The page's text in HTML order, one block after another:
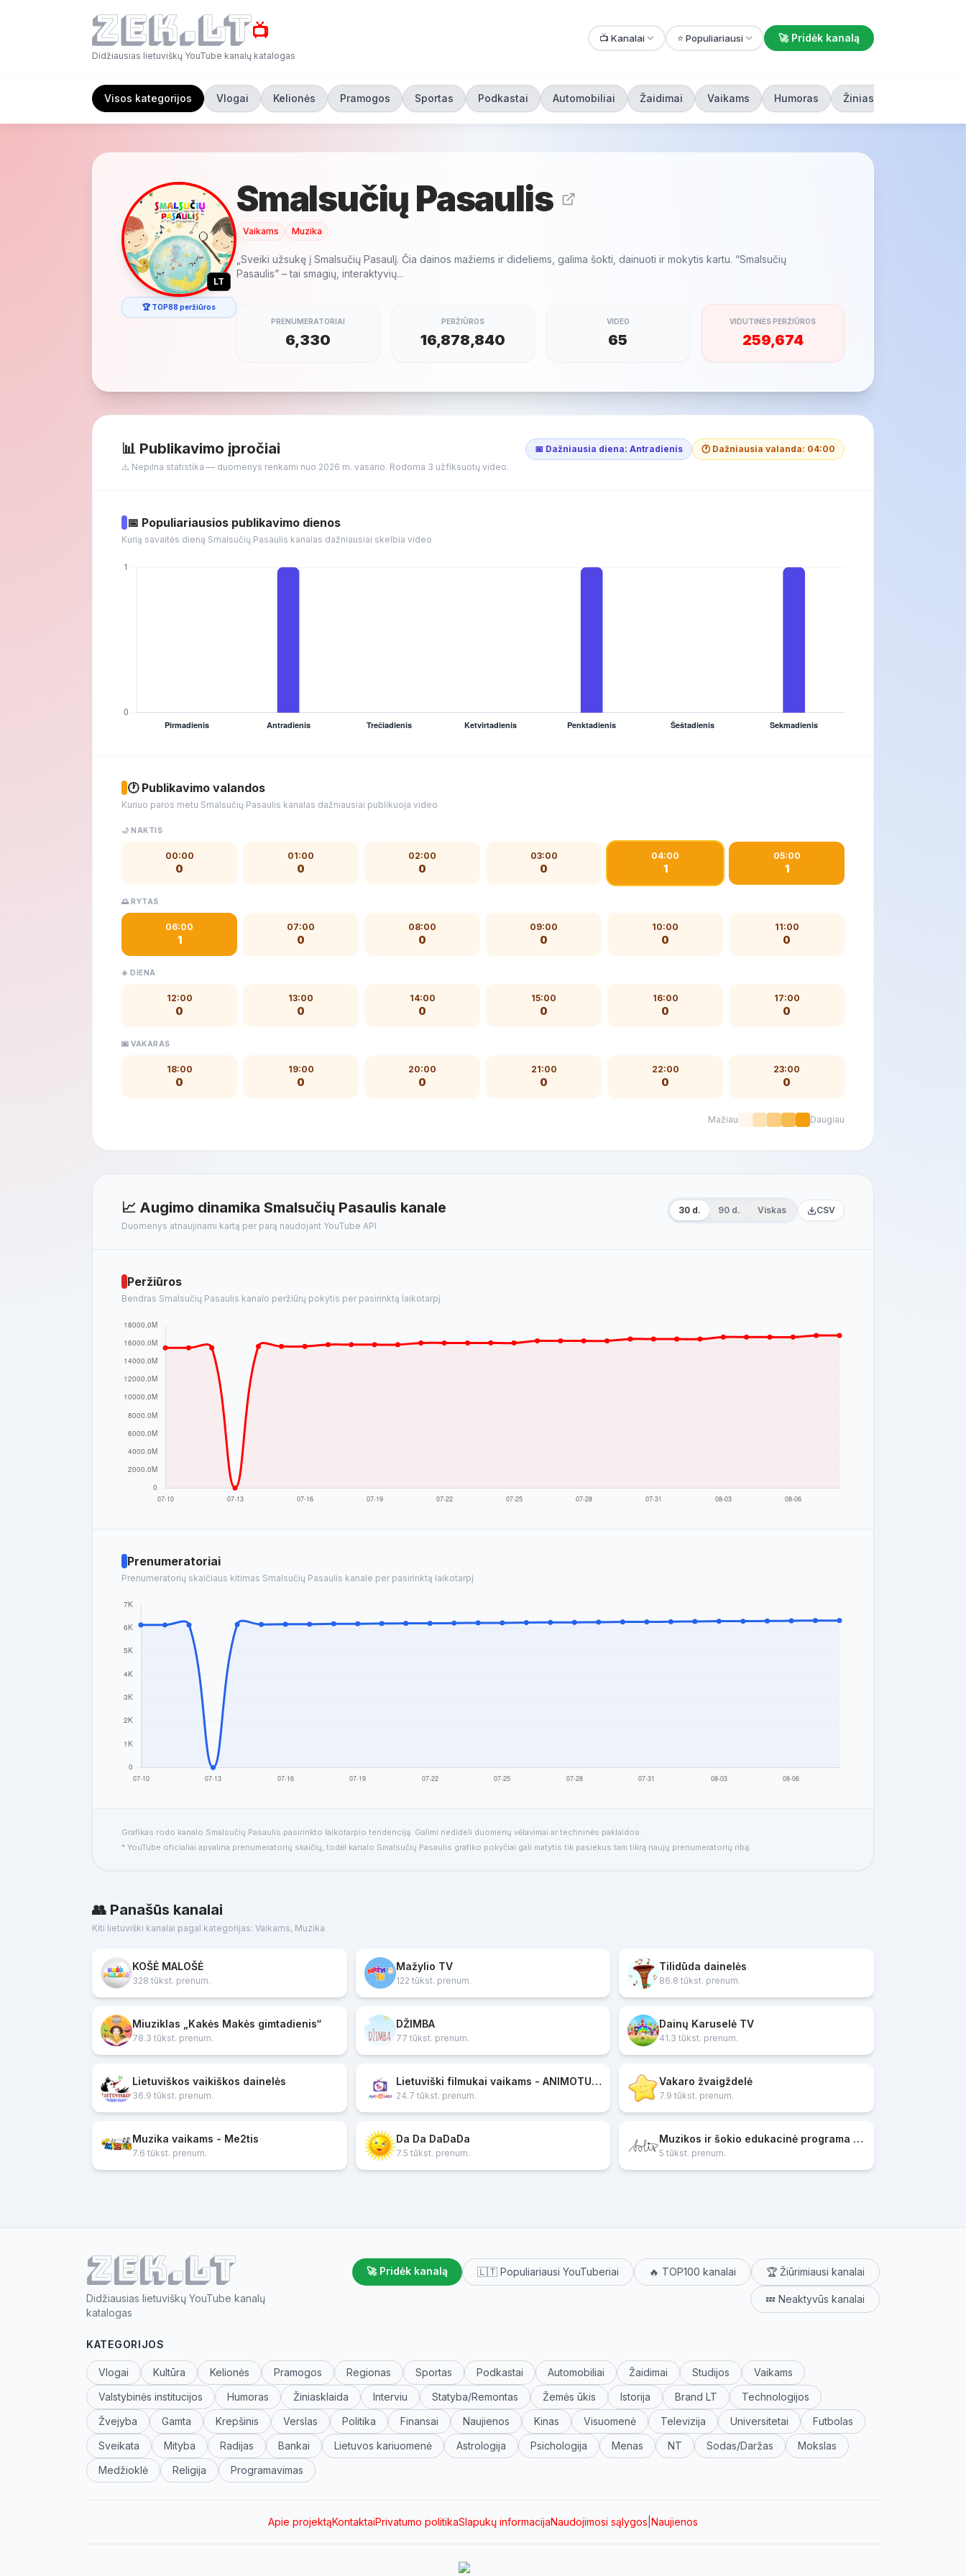
📺
Didžiausias lietuviškų YouTube kanalų katalogas
📺 Kanalai ⭐ Populiariausi 🚀 Pridėk kanalą
Visos kategorijos Vlogai Kelionės Pramogos Sportas Podkastai Automobiliai Žaidimai Vaikams Humoras Žiniasklaida
LT
🏆 TOP88 peržiūros
Smalsučių Pasaulis
Vaikams Muzika
„Sveiki užsukę į Smalsučių Pasaulį. Čia dainos mažiems ir dideliems, galima šokti, dainuoti ir mokytis kartu. “Smalsučių
Pasaulis” – tai smagių, interaktyvių...
PRENUMERATORIAI
6,330
PERŽIŪROS
16,878,840
VIDEO
65
VIDUTINĖS PERŽIŪROS
259,674
📊 Publikavimo įpročiai
⚠️ Nepilna statistika — duomenys renkami nuo 2026 m. vasario. Rodoma 3 užfiksuotų video.
📅 Dažniausia diena: Antradienis 🕐 Dažniausia valanda: 04:00
📅 Populiariausios publikavimo dienos
Kurią savaitės dieną Smalsučių Pasaulis kanalas dažniausiai skelbia video
🕐 Publikavimo valandos
Kuriuo paros metu Smalsučių Pasaulis kanalas dažniausiai publikuoja video
🌙 NAKTIS
00:00
0
01:00
0
02:00
0
03:00
0
04:00
1
05:00
1
🌅 RYTAS
06:00
1
07:00
0
08:00
0
09:00
0
10:00
0
11:00
0
☀️ DIENA
12:00
0
13:00
0
14:00
0
15:00
0
16:00
0
17:00
0
🌆 VAKARAS
18:00
0
19:00
0
20:00
0
21:00
0
22:00
0
23:00
0
Mažiau Daugiau
📈 Augimo dinamika Smalsučių Pasaulis kanale
Duomenys atnaujinami kartą per parą naudojant YouTube API
30 d. 90 d. Viskas CSV
Peržiūros
Bendras Smalsučių Pasaulis kanalo peržiūrų pokytis per pasirinktą laikotarpį
Prenumeratoriai
Prenumeratorių skaičiaus kitimas Smalsučių Pasaulis kanale per pasirinktą laikotarpį
Grafikas rodo kanalo Smalsučių Pasaulis pasirinkto laikotarpio tendenciją. Galimi nedideli duomenų vėlavimai ar techninės paklaidos.
* YouTube oficialiai apvalina prenumeratorių skaičių, todėl kanalo Smalsučių Pasaulis grafiko pokyčiai gali matytis tik pasiekus tam tikrą naujų prenumeratorių ribą.
👥 Panašūs kanalai
Kiti lietuviški kanalai pagal kategorijas: Vaikams, Muzika
KOŠĖ MALOŠĖ
328 tūkst. prenum.
Mažylio TV
122 tūkst. prenum.
Tilidūda dainelės
86.8 tūkst. prenum.
Miuziklas „Kakės Makės gimtadienis“
78.3 tūkst. prenum.
DŽIMBA
77 tūkst. prenum.
Dainų Karuselė TV
41.3 tūkst. prenum.
Lietuviškos vaikiškos dainelės
36.9 tūkst. prenum.
Lietuviški filmukai vaikams - ANIMOTUKO TV
24.7 tūkst. prenum.
Vakaro žvaigždelė
7.9 tūkst. prenum.
Muzika vaikams - Me2tis
7.6 tūkst. prenum.
Da Da DaDaDa
7.5 tūkst. prenum.
Muzikos ir šokio edukacinė programa SOLIS
5 tūkst. prenum.
ZEK.lt
Didžiausias lietuviškų YouTube kanalų
katalogas
🚀 Pridėk kanalą 🇱🇹 Populiariausi YouTuberiai 🔥 TOP100 kanalai 🏆 Žiūrimiausi kanalai
💤 Neaktyvūs kanalai
KATEGORIJOS
Vlogai Kultūra Kelionės Pramogos Regionas Sportas Podkastai Automobiliai Žaidimai Studijos
Vaikams
Valstybinės institucijos
Humoras Žiniasklaida Interviu Statyba/Remontas Žemės ūkis Istorija Brand LT
Technologijos
Žvejyba
Gamta Krepšinis Verslas Politika Finansai Naujienos Kinas Visuomenė Televizija Universitetai
Futbolas
Sveikata
Mityba Radijas Bankai Lietuvos kariuomenė Astrologija Psichologija Menas NT Sodas/Daržas
Mokslas
Medžioklė
Religija Programavimas
Apie projektąKontaktaiPrivatumo politikaSlapukų informacijaNaudojimosi sąlygos Naujienos